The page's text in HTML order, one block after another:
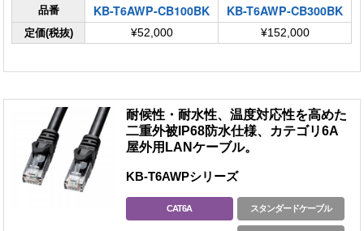
品番
KB-T6AWP-CB100BK KB-T6AWP-CB300BK
定価(税抜) ¥52,000 ¥152,000
耐候性・耐水性、温度対応性を高めた
二重外被IP68防水仕様、カテゴリ6A
屋外用LANケーブル。
KB-T6AWPシリーズ
CAT6A スタンダードケーブル